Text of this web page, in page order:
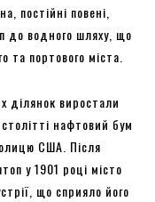
постійні повені,
до водного шляху, що
та портового міста.
ділянок виростали
нафтовий бум
США. Після
у 1901 році місто
що сприяло його